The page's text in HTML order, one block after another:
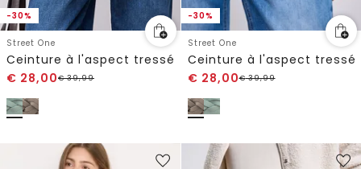
-30%
Street One
Ceinture à l'aspect tressé
€ 28,00€39,99
-30%
Street One
Ceinture à l'aspect tressé
€ 28,00€39,99